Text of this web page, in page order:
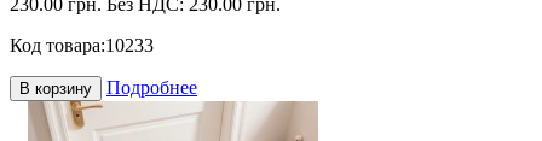
230.00 грн. Без НДС: 230.00 грн.
Код товара:10233
В корзину Подробнее